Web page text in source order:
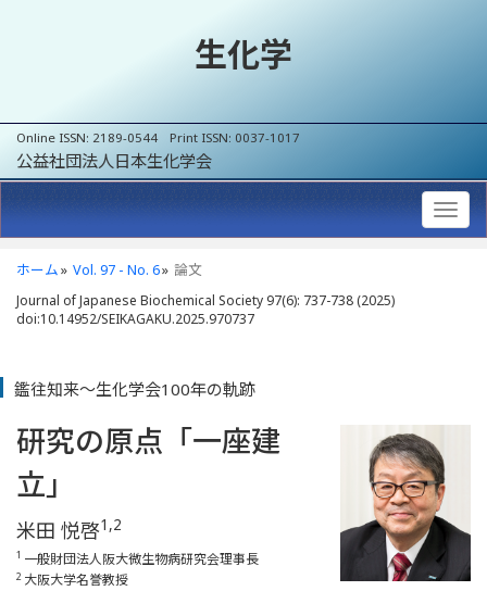
生化学
Online ISSN: 2189-0544 Print ISSN: 0037-1017
公益社団法人日本生化学会
ホーム Vol. 97 - No. 6 論文
Journal of Japanese Biochemical Society 97(6): 737-738 (2025)
doi:10.14952/SEIKAGAKU.2025.970737
鑑往知来～生化学会100年の軌跡
研究の原点「一座建
立」
米田 悦啓1,2
1 一般財団法人阪大微生物病研究会理事長
2 大阪大学名誉教授